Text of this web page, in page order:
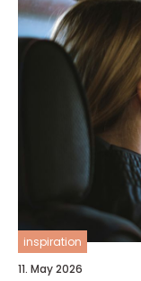
inspiration
11. May 2026